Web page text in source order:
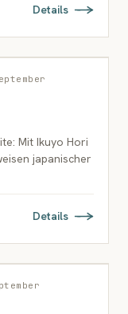
Details
Mit Ikuyo Hori
japanischer
Details